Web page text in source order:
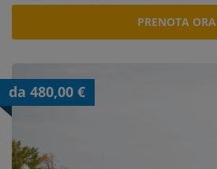
PRENOTA ORA
da 480,00 €